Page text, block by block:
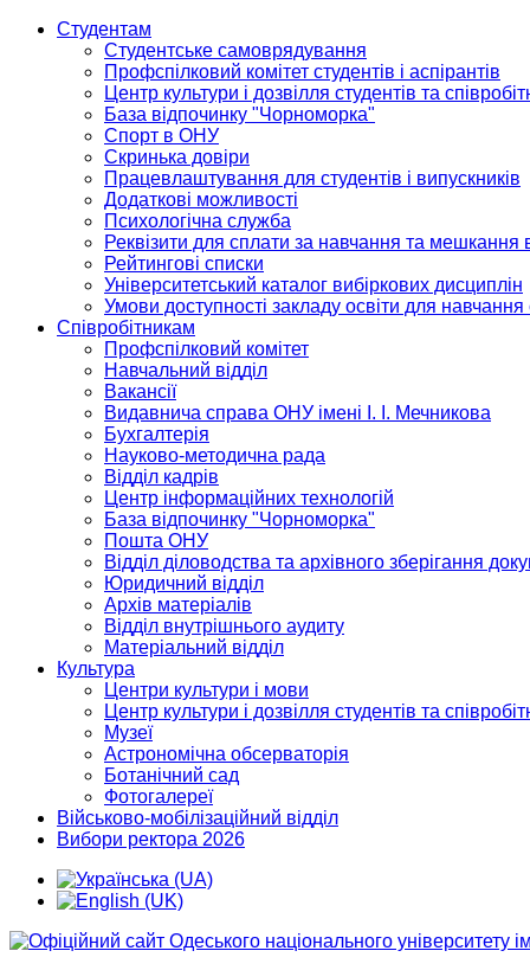
Студентам
Студентське самоврядування
Профспілковий комітет студентів і аспірантів
Центр культури і дозвілля студентів та
База відпочинку "Чорноморка"
Спорт в ОНУ
Скринька довіри
Працевлаштування для студентів і випускників
Додаткові можливості
Психологічна служба
Реквізити для сплати за навчання та мешкання
Рейтингові списки
Університетський каталог вибіркових дисциплін
Умови доступності закладу освіти для
Співробітникам
Профспілковий комітет
Навчальний відділ
Вакансії
Видавнича справа ОНУ імені І. І. Мечникова
Бухгалтерія
Науково-методична рада
Відділ кадрів
Центр інформаційних технологій
База відпочинку "Чорноморка"
Пошта ОНУ
Відділ діловодства та архівного зберігання
Юридичний відділ
Архів матеріалів
Відділ внутрішнього аудиту
Матеріальний відділ
Культура
Центри культури і мови
Центр культури і дозвілля студентів та
Музеї
Астрономічна обсерваторія
Ботанічний сад
Фотогалереї
Військово-мобілізаційний відділ
Вибори ректора 2026